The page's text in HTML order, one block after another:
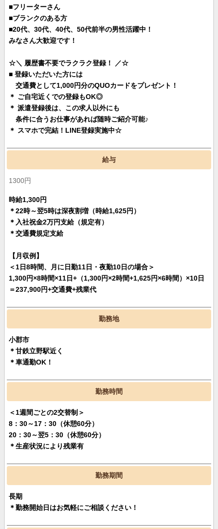
■フリーターさん
■ブランクのある方
■20代、30代、40代、50代前半の男性活躍中！
みなさん大歓迎です！
☆＼ 履歴書不要でラクラク登録！ ／☆
■ 登録いただいた方には
交通費として1,000円分のQUOカードをプレゼント！
＊ ご自宅近くでの登録もOK◎
＊ 派遣登録後は、この求人以外にも
条件に合うお仕事があれば随時ご紹介可能♪
＊ スマホで完結！LINE登録実施中☆
給与
1300円
時給1,300円
＊22時～翌5時は深夜割増（時給1,625円）
＊入社祝金2万円支給（規定有）
＊交通費規定支給
【月収例】
＜1日8時間、月に日勤11日・夜勤10日の場合＞
1,300円×8時間×11日+（1,300円×2時間+1,625円×6時間）×10日
＝237,900円+交通費+残業代
勤務地
小郡市
＊甘鉄立野駅近く
＊車通勤OK！
勤務時間
＜1週間ごとの2交替制＞
8：30～17：30（休憩60分）
20：30～翌5：30（休憩60分）
＊生産状況により残業有
勤務期間
長期
＊勤務開始日はお気軽にご相談ください！